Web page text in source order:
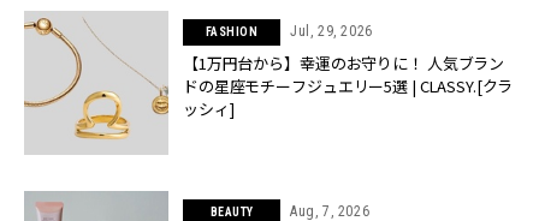
FASHION Jul, 29, 2026
【1万円台から】幸運のお守りに！ 人気ブラン
ドの星座モチーフジュエリー5選 | CLASSY.[クラ
ッシィ]
BEAUTY Aug, 7, 2026